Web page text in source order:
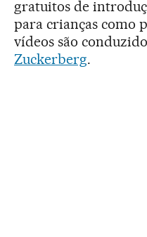
gratuitos de
para crianças como
vídeos são
Zuckerberg.